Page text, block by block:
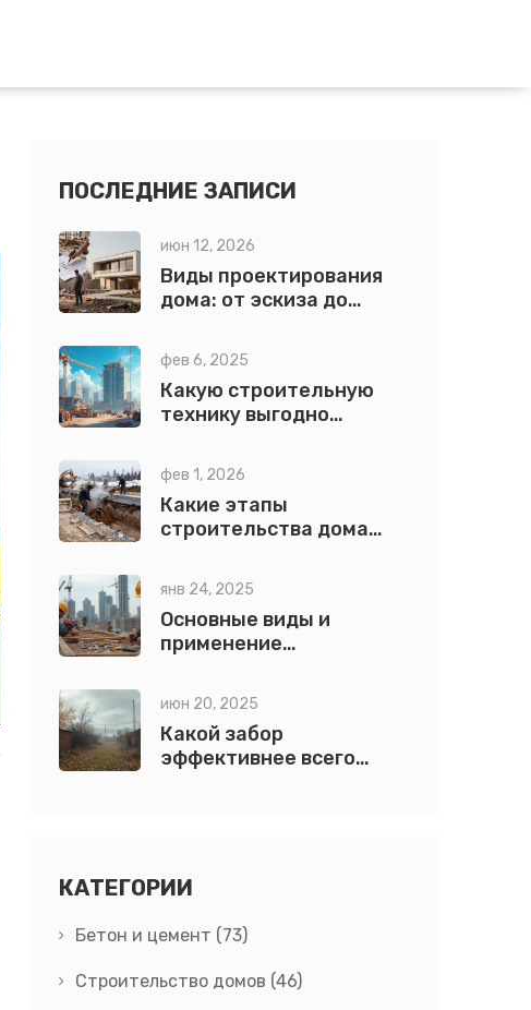
ПОСЛЕДНИЕ ЗАПИСИ
июн 12, 2026
Виды проектирования
дома: от эскиза до
для строительства
фев 6, 2025
Какую строительную
технику выгодно
фев 1, 2026
Какие этапы
строительства дома
разбор от земляных
работ до сдачи в
эксплуатацию
янв 24, 2025
Основные виды и
применение
инструментов
июн 20, 2025
Какой забор
эффективнее всего
КАТЕГОРИИ
Бетон и цемент (73)
Строительство домов (46)